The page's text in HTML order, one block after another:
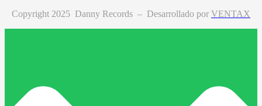
Copyright 2025 Danny Records – Desarrollado por VENTAX